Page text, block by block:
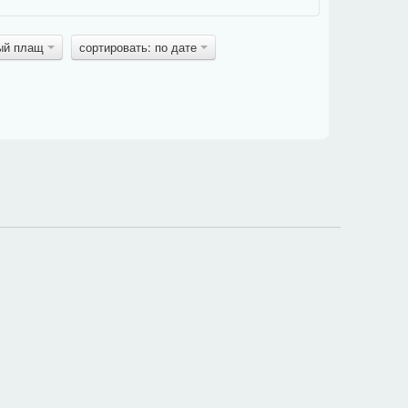
плащ
сортировать: по дате